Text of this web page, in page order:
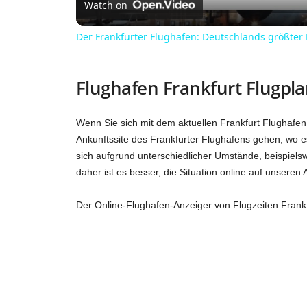
a
V
i
d
e
Watch on
Der Frankfurter Flughafen: Deutschlands
Flughafen Frankfurt
Wenn Sie sich mit dem aktuellen Frankfurt
Ankunftssite des Frankfurter Flughafens gehen, wo
sich aufgrund unterschiedlicher Umstände,
daher ist es besser, die Situation online auf unseren
Der Online-Flughafen-Anzeiger von Flugzeiten